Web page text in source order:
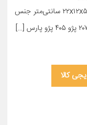
معرفی محصول جزئیات محصول ابعاد ۲۲x۱۲x۵ سانتی‌متر جنس
کالا